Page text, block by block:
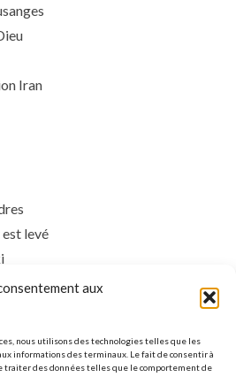
aux
nous utilisons des technologies telles que les
informations des terminaux. Le fait de consentir à
traiter des données telles que le comportement de
Iran
est levé
la nuit
le soleil et la lumière